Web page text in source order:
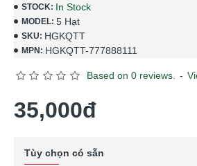
STOCK: In Stock
MODEL: 5 Hạt
SKU: HGKQTT
MPN: HGKQTT-777888111
Based on 0 reviews. -
35,000đ
Tùy chọn có sẵn